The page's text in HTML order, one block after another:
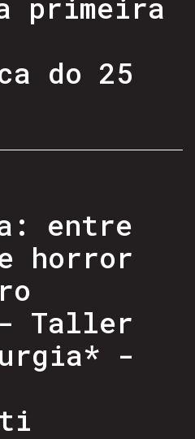
do 25
entre
horror
Taller
-